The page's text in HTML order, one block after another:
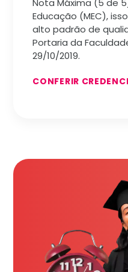
Nota Máxima (5 de
Educação (MEC),
alto padrão de
Portaria da
29/10/2019.
CONFERIR